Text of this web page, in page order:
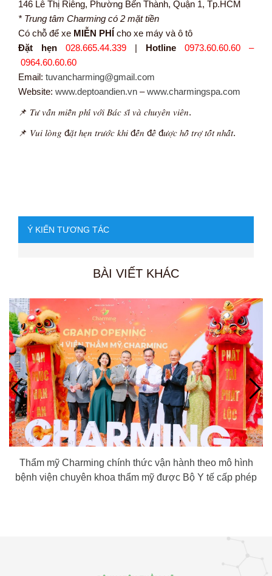
146 Lê Thị Riêng, Phường Bến Thành, Quận 1, Tp.HCM
* Trung tâm Charming có 2 mặt tiền
Có chỗ để xe MIỄN PHÍ cho xe máy và ô tô
Đặt hẹn
028.665.44.339 | Hotline
0973.60.60.60 –
0964.60.60.60
Email: tuvancharming@gmail.com
Website: www.deptoandien.vn –www.charmingspa.com
📌 𝑇𝑢̛ 𝑣𝑎̂́𝑛 𝑚𝑖𝑒̂̃𝑛 𝑝ℎ𝑖́ 𝑣𝑜̛́𝑖 𝐵𝑎́𝑐 𝑠𝑖̃ 𝑣𝑎̀ 𝑐ℎ𝑢𝑦𝑒̂𝑛 𝑣𝑖𝑒̂𝑛.
📌 𝑉𝑢𝑖 𝑙𝑜̀𝑛𝑔 đ𝑎̣̆𝑡 ℎ𝑒̣𝑛 𝑡𝑟𝑢̛𝑜̛́𝑐 𝑘ℎ𝑖 đ𝑒̂́𝑛 đ𝑒̂̉ đ𝑢̛𝑜̛̣𝑐 ℎ𝑜̂̃ 𝑡𝑟𝑜̛̣ 𝑡𝑜̂́𝑡 𝑛ℎ𝑎̂́𝑡.
Ý KIẾN TƯƠNG TÁC
BÀI VIẾT KHÁC
Thẩm mỹ Charming chính thức vận hành theo mô hình
bệnh viện chuyên khoa thẩm mỹ được Bộ Y tế cấp phép